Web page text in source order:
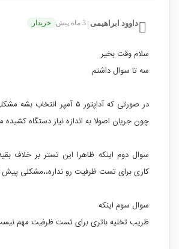
داوود ابراهیمی 3 ماه پیش خریدار
سلام وقت بخیر
سه تا سوال داشتم
در صورتی که آداپتور ۵ آمپر
چون جریان اصولا به اندازه نیاز دستگاه کشیده
سوال دوم اینکه ظاهرا این تستر بر خلاف
کاری برای تست ظرفیت رو نداره،،مشکلی پیش
سوال سوم اینکه
ظریب تخلیه باتری برای تست ظرفیت مهم